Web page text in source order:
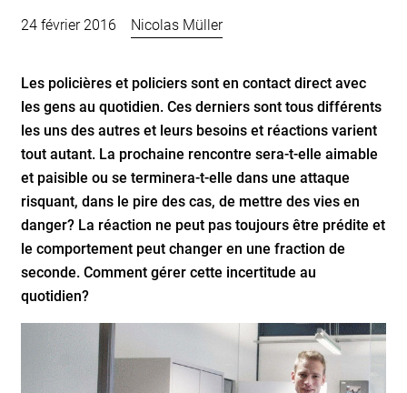
24 février 2016 Nicolas Müller
Les policières et policiers sont en contact direct avec
les gens au quotidien. Ces derniers sont tous différents
les uns des autres et leurs besoins et réactions varient
tout autant. La prochaine rencontre sera-t-elle aimable
et paisible ou se terminera-t-elle dans une attaque
risquant, dans le pire des cas, de mettre des vies en
danger? La réaction ne peut pas toujours être prédite et
le comportement peut changer en une fraction de
seconde. Comment gérer cette incertitude au
quotidien?